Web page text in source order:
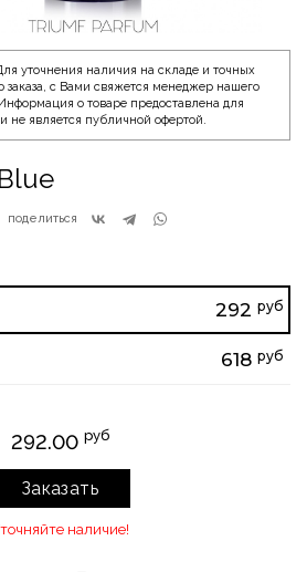
уточнения наличия на складе и точных
заказа, с Вами свяжется менеджер нашего
о товаре предоставлена для
не является публичной офертой.
поделиться
292 руб
618 руб
292.00 руб
Заказать
наличие!